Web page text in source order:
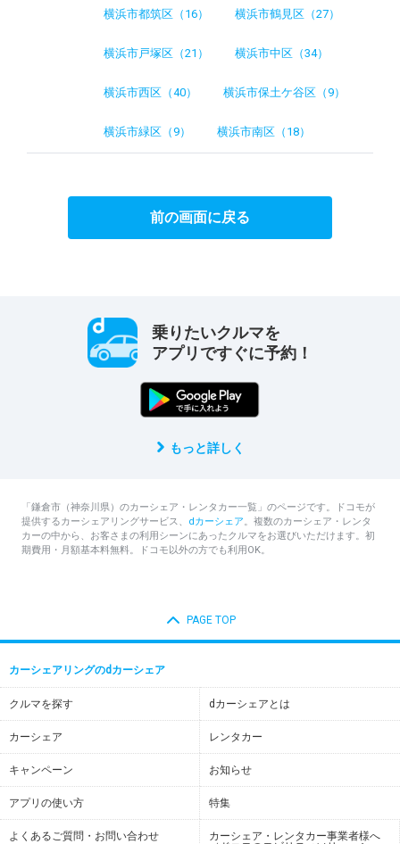
横浜市都筑区（16） 横浜市鶴見区（27）
横浜市戸塚区（21） 横浜市中区（34）
横浜市西区（40） 横浜市保土ケ谷区（9）
横浜市緑区（9） 横浜市南区（18）
前の画面に戻る
乗りたいクルマを
アプリですぐに予約！
もっと詳しく
「鎌倉市（神奈川県）のカーシェア・レンタカー一覧」のページです。ドコモが
提供するカーシェアリングサービス、 dカーシェア。複数のカーシェア・レンタ
カーの中から、お客さまの利用シーンにあったクルマをお選びいただけます。初
期費用・月額基本料無料。ドコモ以外の方でも利用OK。
PAGE TOP
カーシェアリングのdカーシェア
クルマを探す dカーシェアとは
カーシェア レンタカー
キャンペーン お知らせ
アプリの使い方 特集
よくあるご質問・お問い合わせ
カーシェア・レンタカー事業者様へ